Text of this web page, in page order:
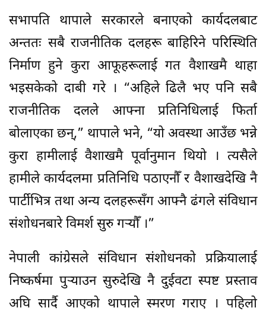
सभापति थापाले सरकारले बनाएको कार्यदलबाट
अन्ततः सबै राजनीतिक दलहरू बाहिरिने परिस्थिति
निर्माण हुने कुरा आफूहरूलाई गत वैशाखमै थाहा
भइसकेको दाबी गरे । “अहिले ढिलै भए पनि सबै
राजनीतिक दलले आफ्ना प्रतिनिधिलाई फिर्ता
बोलाएका छन्,” थापाले भने, “यो अवस्था आउँछ भन्ने
कुरा हामीलाई वैशाखमै पूर्वानुमान थियो । त्यसैले
हामीले कार्यदलमा प्रतिनिधि पठाएनौँ र वैशाखदेखि नै
पार्टीभित्र तथा अन्य दलहरूसँग आफ्नै ढंगले संविधान
संशोधनबारे विमर्श सुरु गर्‍यौँ ।”
नेपाली कांग्रेसले संविधान संशोधनको प्रक्रियालाई
निष्कर्षमा पुर्‍याउन सुरुदेखि नै दुईवटा स्पष्ट प्रस्ताव
अघि सार्दै आएको थापाले स्मरण गराए । पहिलो